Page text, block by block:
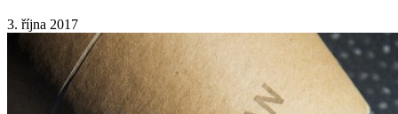
3. října 2017